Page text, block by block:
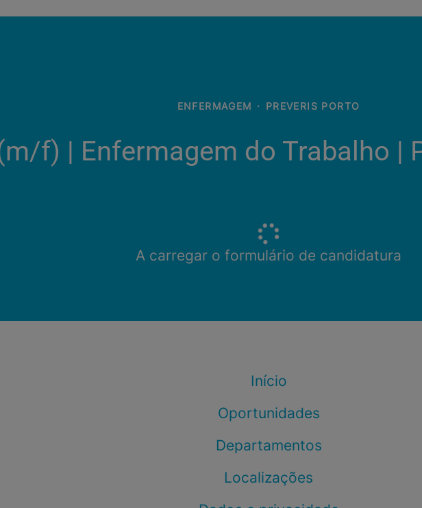
ENFERMAGEM · PREVERIS PORTO
f)​ | Enfermagem do Trabalho |
A carregar o formulário de candidatura
Início
Oportunidades
Departamentos
Localizações